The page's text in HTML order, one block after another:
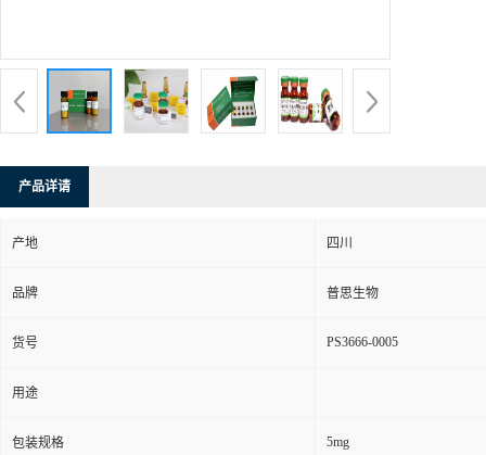
产品详请
产地 四川
品牌 普思生物
货号 PS3666-0005
用途
包装规格 5mg